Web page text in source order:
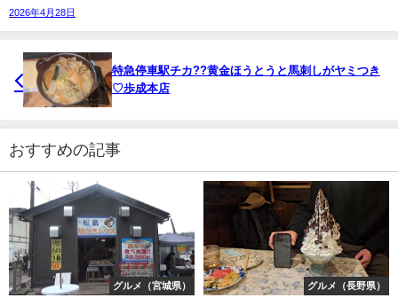
2026年4月28日
特急停車駅チカ??黄金ほうとうと馬刺しがヤミつき
♡歩成本店
おすすめの記事
グルメ（宮城県） グルメ（長野県）